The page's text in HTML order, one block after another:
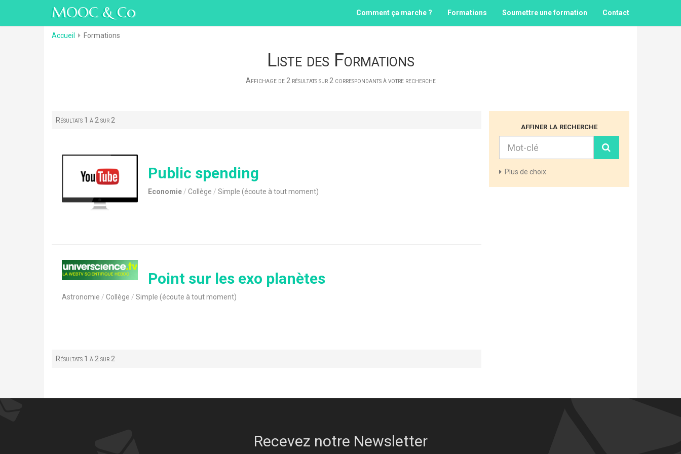
MOOC & Co Comment ça marche ? Formations Soumettre une formation Contact
Accueil Formations
Liste des Formations
Affichage de 2 résultats sur 2 correspondants à votre recherche
Résultats 1 à 2 sur 2
Public spending
Economie Collège Simple (écoute à tout moment)
Point sur les exo planètes
Astronomie Collège Simple (écoute à tout moment)
Résultats 1 à 2 sur 2
affiner la recherche
Plus de choix
Recevez notre Newsletter